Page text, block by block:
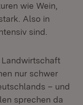
wie Wein,
Also in
sind.
nur schwer
– und
sprechen da